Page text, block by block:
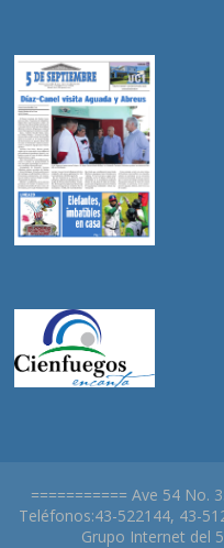
=========== Ave 54 No.
Teléfonos:43-522144, 43-
Grupo Internet del